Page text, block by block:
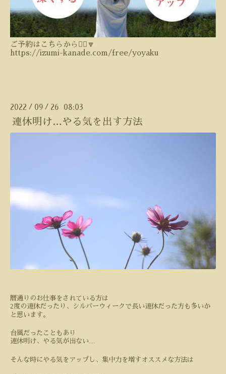
ご予約はこちらから💁‍♀️🔽
https://izumi-kanade.com/free/yoyaku
2022 / 09 / 26 08:03
連休明け…やる気を出す方法
暦通りのお仕事をされている方は
2度の連休だったり、シルバーウィークで長い連休だった方も多いか
と思います。
台風だったこともあり
連休明け、やる気が出ない…
そんな時にやる気をアップし、集中力を増すオススメな方法は